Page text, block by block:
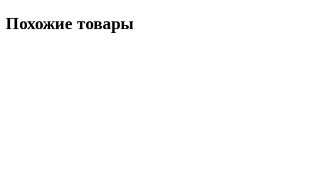
Похожие товары